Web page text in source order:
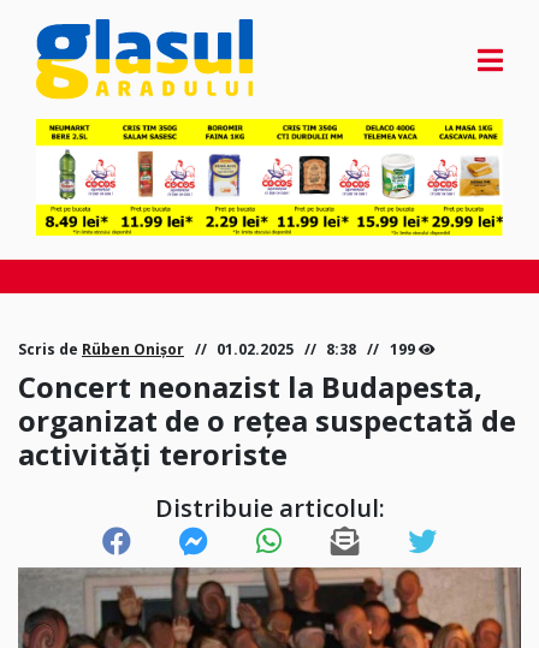
Scris de Rüben Onișor 01.02.2025 8:38 199
Concert neonazist la Budapesta,
organizat de o rețea suspectată de
activități teroriste
Distribuie articolul: